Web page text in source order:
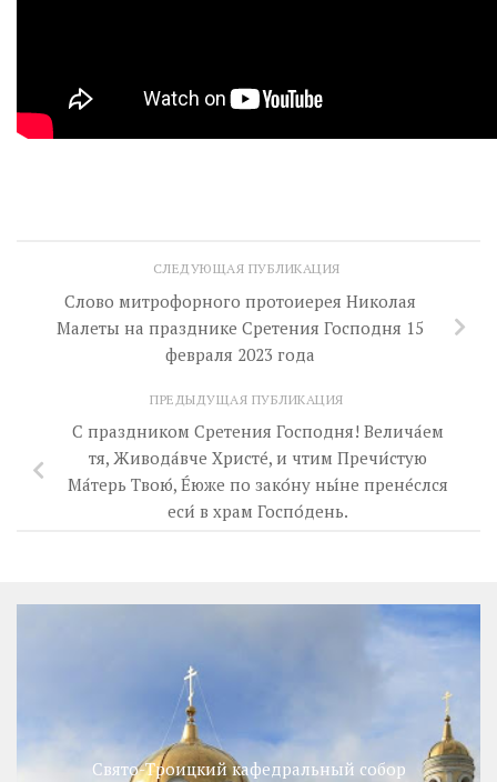
СЛЕДУЮЩАЯ ПУБЛИКАЦИЯ
Слово митрофорного протоиерея Николая
Малеты на празднике Сретения Господня 15
февраля 2023 года
ПРЕДЫДУЩАЯ ПУБЛИКАЦИЯ
С праздником Сретения Господня! Велича́ем
тя, Живода́вче Христе́, и чтим Пречи́стую
Ма́терь Твою́, Е́юже по зако́ну ны́не прене́слся
еси́ в храм Госпо́день.
Свято-Троицкий кафедральный собор